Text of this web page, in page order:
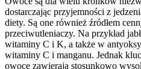
dostarczając przyjemności z
diety. Są one również źródłem
przeciwutleniaczy. Na przykład
witaminy C i K, a także w
witaminy C i manganu. Jednak
owoce zawierają stosunkowo